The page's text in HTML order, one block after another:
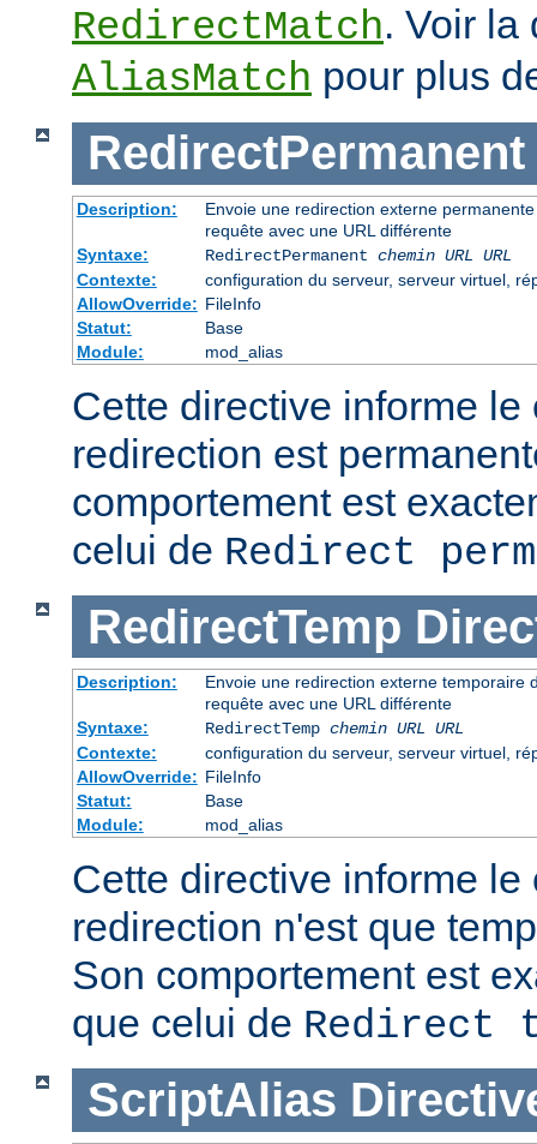
RedirectMatch. Voir la
AliasMatch pour plus
RedirectPermanent
Description:
Envoie une redirection externe
requête avec une URL différente
Syntaxe:
RedirectPermanent chemin URL URL
Contexte:
configuration du serveur, serveur virtuel,
AllowOverride: FileInfo
Statut:
Base
Module:
mod_alias
Cette directive informe le
redirection est
comportement est
celui de Redirect
RedirectTemp
Description:
Envoie une redirection externe temporaire
requête avec une URL différente
Syntaxe:
RedirectTemp chemin URL URL
Contexte:
configuration du serveur, serveur virtuel,
AllowOverride: FileInfo
Statut:
Base
Module:
mod_alias
Cette directive informe le
redirection n'est que
Son comportement est
que celui de Redirect
ScriptAlias